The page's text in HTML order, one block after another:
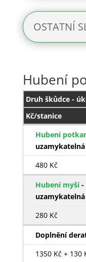
OSTATNÍ
Hubení
Druh škůdce -
Kč/stanice
Hubení
uzamykatelná
480 Kč
Hubení myší-
uzamykatelná
280 Kč
Doplnění
1350 Kč +